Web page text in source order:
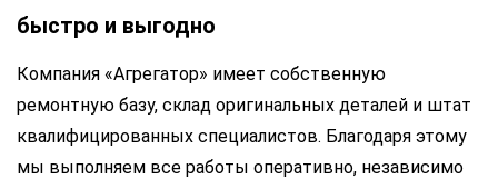
быстро и выгодно
Компания «Агрегатор» имеет собственную
ремонтную базу, склад оригинальных деталей и штат
квалифицированных специалистов. Благодаря этому
мы выполняем все работы оперативно, независимо